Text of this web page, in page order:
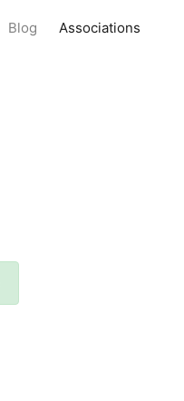
Blog Associations